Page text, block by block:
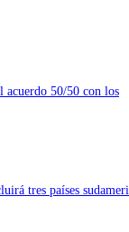
acuerdo 50/50 con los
tres países